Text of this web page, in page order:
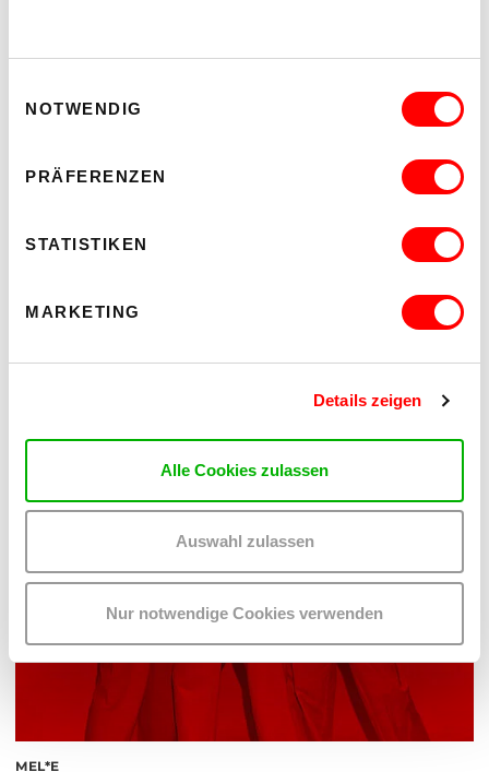
NOTWENDIG
PRÄFERENZEN
STATISTIKEN
MARKETING
Details zeigen
Alle Cookies zulassen
Auswahl zulassen
Nur notwendige Cookies verwenden
Hof
MEHR LESEN
MEL*E